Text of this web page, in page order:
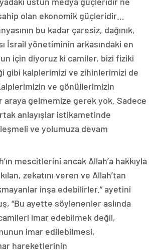
olan ekonomik güçleridir…
bu kadar çaresiz, dağınık,
İsrail yönetiminin arkasındaki en
için diyoruz ki camiler, bizi fiziki
gibi kalplerimizi ve zihinlerimizi de
ve gönüllerimizin
araya gelmemize gerek yok. Sadece
anlayışlar istikametinde
ve yolumuza devam
mescitlerini ancak Allah’a hakkıyla
zekatını veren ve Allah’tan
inşa edebilirler.” ayetini
“Bu ayette söylenenler aslında
imar edebilmek değil,
imar edilebilmesi,
hareketlerinin